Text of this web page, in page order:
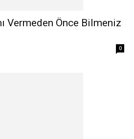
Vermeden Önce Bilmeniz
0